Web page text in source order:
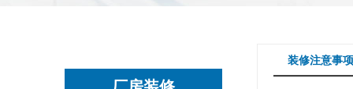
装修注意事项